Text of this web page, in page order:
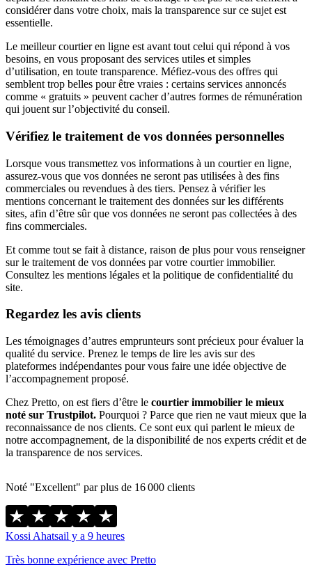
considérer dans votre choix, mais la transparence sur ce sujet est
essentielle.
Le meilleur courtier en ligne est avant tout celui qui répond à vos
besoins, en vous proposant des services utiles et simples
d’utilisation, en toute transparence. Méfiez-vous des offres qui
semblent trop belles pour être vraies : certains services annoncés
comme « gratuits » peuvent cacher d’autres formes de rémunération
qui jouent sur l’objectivité du conseil.
Vérifiez le traitement de vos données personnelles
Lorsque vous transmettez vos informations à un courtier en ligne,
assurez-vous que vos données ne seront pas utilisées à des fins
commerciales ou revendues à des tiers. Pensez à vérifier les
mentions concernant le traitement des données sur les différents
sites, afin d’être sûr que vos données ne seront pas collectées à des
fins commerciales.
Et comme tout se fait à distance, raison de plus pour vous renseigner
sur le traitement de vos données par votre courtier immobilier.
Consultez les mentions légales et la politique de confidentialité du
site.
Regardez les avis clients
Les témoignages d’autres emprunteurs sont précieux pour évaluer la
qualité du service. Prenez le temps de lire les avis sur des
plateformes indépendantes pour vous faire une idée objective de
l’accompagnement proposé.
Chez Pretto, on est fiers d’être le courtier immobilier le mieux
noté sur Trustpilot. Pourquoi ? Parce que rien ne vaut mieux que la
reconnaissance de nos clients. Ce sont eux qui parlent le mieux de
notre accompagnement, de la disponibilité de nos experts crédit et de
la transparence de nos services.
Noté "Excellent" par plus de 16 000 clients
Kossi Ahatsail y a 9 heures
Très bonne expérience avec Pretto